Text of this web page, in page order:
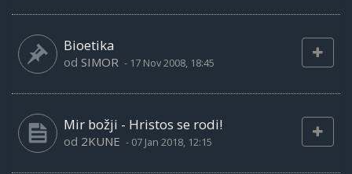
Bioetika
od SIMOR - 17 Nov 2008, 18:45
Mir božji - Hristos se rodi!
od 2KUNE - 07 Jan 2018, 12:15